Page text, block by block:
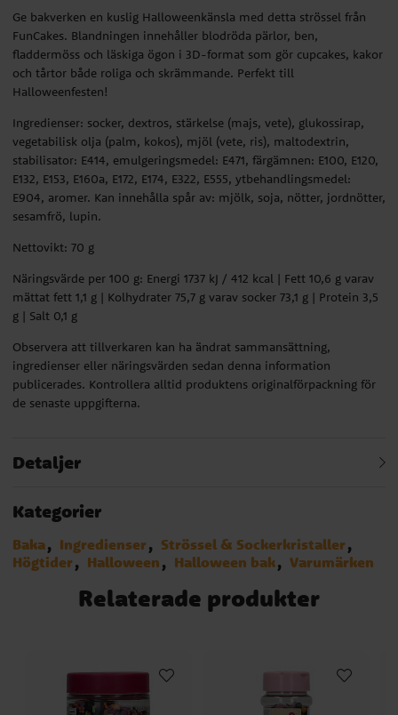
Ge bakverken en kuslig Halloweenkänsla med detta strössel från
FunCakes. Blandningen innehåller blodröda pärlor, ben,
fladdermöss och läskiga ögon i 3D-format som gör cupcakes, kakor
och tårtor både roliga och skrämmande. Perfekt till
Halloweenfesten!
Ingredienser: socker, dextros, stärkelse (majs, vete), glukossirap,
vegetabilisk olja (palm, kokos), mjöl (vete, ris), maltodextrin,
stabilisator: E414, emulgeringsmedel: E471, färgämnen: E100, E120,
E132, E153, E160a, E172, E174, E322, E555, ytbehandlingsmedel:
E904, aromer. Kan innehålla spår av: mjölk, soja, nötter, jordnötter,
sesamfrö, lupin.
Nettovikt: 70 g
Näringsvärde per 100 g: Energi 1737 kJ / 412 kcal | Fett 10,6 g varav
mättat fett 1,1 g | Kolhydrater 75,7 g varav socker 73,1 g | Protein 3,5
g | Salt 0,1 g
Observera att tillverkaren kan ha ändrat sammansättning,
ingredienser eller näringsvärden sedan denna information
publicerades. Kontrollera alltid produktens originalförpackning för
de senaste uppgifterna.
Detaljer
Kategorier
Baka Ingredienser
Strössel & Sockerkristaller
Högtider
Halloween Halloween bak Varumärken
Relaterade produkter